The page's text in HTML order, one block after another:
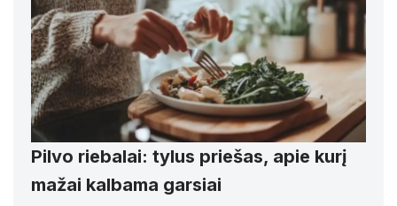
Pilvo riebalai: tylus priešas, apie kurį
mažai kalbama garsiai